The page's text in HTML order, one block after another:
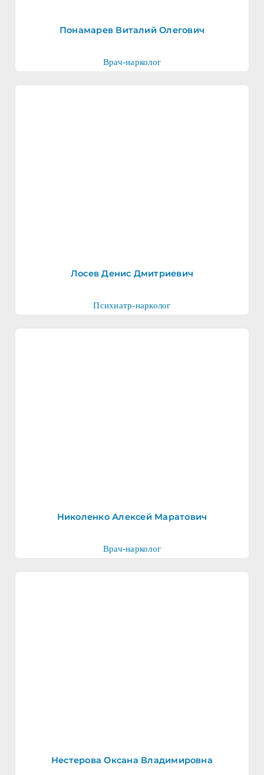
Понамарев Виталий Олегович
Врач-нарколог
Лосев Денис Дмитриевич
Психиатр-нарколог
Николенко Алексей Маратович
Врач-нарколог
Нестерова Оксана Владимировна